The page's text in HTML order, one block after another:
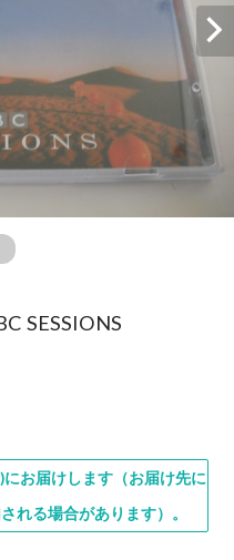
SESSIONS
お届けします（お届け先に
れる場合があります）。